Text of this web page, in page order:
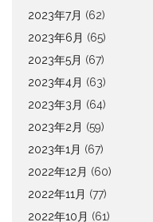
2023年7月 (62)
2023年6月 (65)
2023年5月 (67)
2023年4月 (63)
2023年3月 (64)
2023年2月 (59)
2023年1月 (67)
2022年12月 (60)
2022年11月 (77)
2022年10月 (61)